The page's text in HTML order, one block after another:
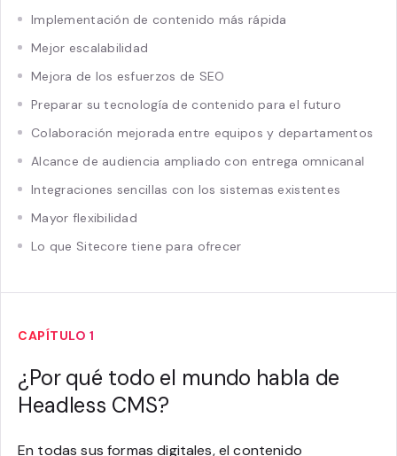
Implementación de contenido más rápida
Mejor escalabilidad
Mejora de los esfuerzos de SEO
Preparar su tecnología de contenido para el futuro
Colaboración mejorada entre equipos y departamentos
Alcance de audiencia ampliado con entrega omnicanal
Integraciones sencillas con los sistemas existentes
Mayor flexibilidad
Lo que Sitecore tiene para ofrecer
CAPÍTULO 1
¿Por qué todo el mundo habla de
Headless CMS?
En todas sus formas digitales, el contenido